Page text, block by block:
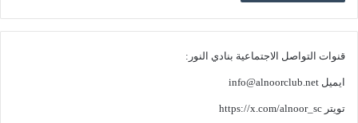
قنوات التواصل الاجتماعية بنادي النور:
ايميل info@alnoorclub.net
تويتر https://x.com/alnoor_sc